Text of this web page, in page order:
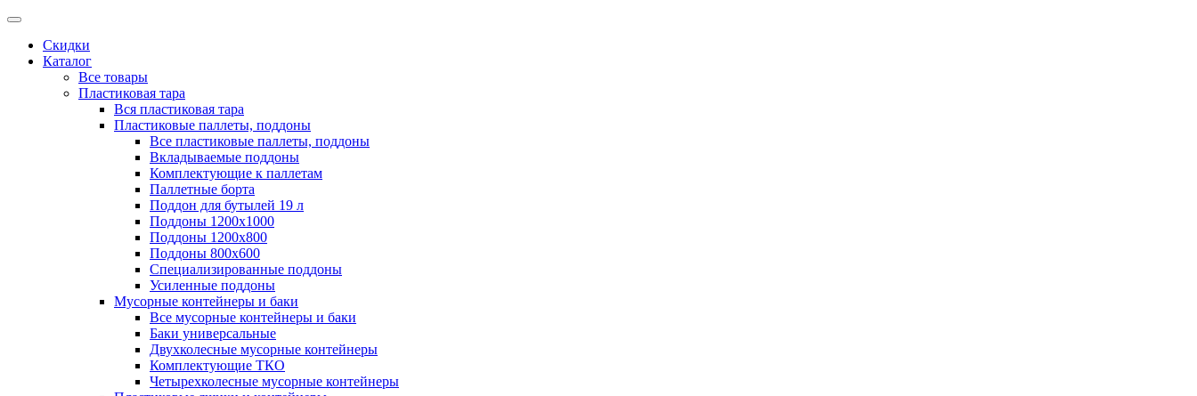
Скидки
Каталог
Все товары
Пластиковая тара
Вся пластиковая тара
Пластиковые паллеты, поддоны
Все пластиковые паллеты, поддоны
Вкладываемые поддоны
Комплектующие к паллетам
Паллетные борта
Поддон для бутылей 19 л
Поддоны 1200х1000
Поддоны 1200х800
Поддоны 800х600
Специализированные поддоны
Усиленные поддоны
Мусорные контейнеры и баки
Все мусорные контейнеры и баки
Баки универсальные
Двухколесные мусорные контейнеры
Комплектующие ТКО
Четырехколесные мусорные контейнеры